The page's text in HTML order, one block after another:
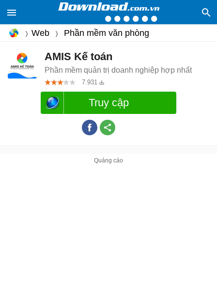
Web Phần mềm văn phòng
AMIS Kế toán
Phần mềm quản trị doanh nghiệp hợp nhất
7.931
Truy cập